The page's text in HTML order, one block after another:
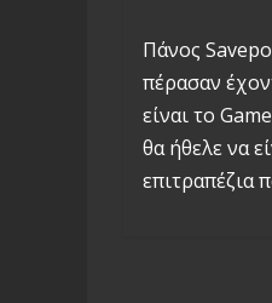
Πάνος
πέρασαν
είναι το
θα ήθελε να
επιτραπέζια